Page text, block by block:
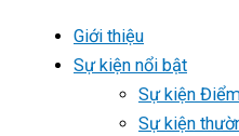
Giới thiệu
Sự kiện nổi bật
Sự kiện
Sự kiện